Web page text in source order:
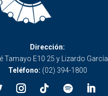
Dirección:
Tamayo E10 25 y Lizardo García
Teléfono: (02) 394-1800